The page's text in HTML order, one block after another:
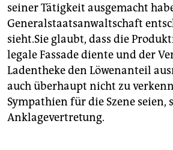
seiner Tätigkeit ausgemacht
Generalstaatsanwaltschaft
sieht.Sie glaubt, dass die
legale Fassade diente und der
Ladentheke den Löwenanteil
auch überhaupt nicht zu
Sympathien für die Szene seien,
Anklagevertretung.